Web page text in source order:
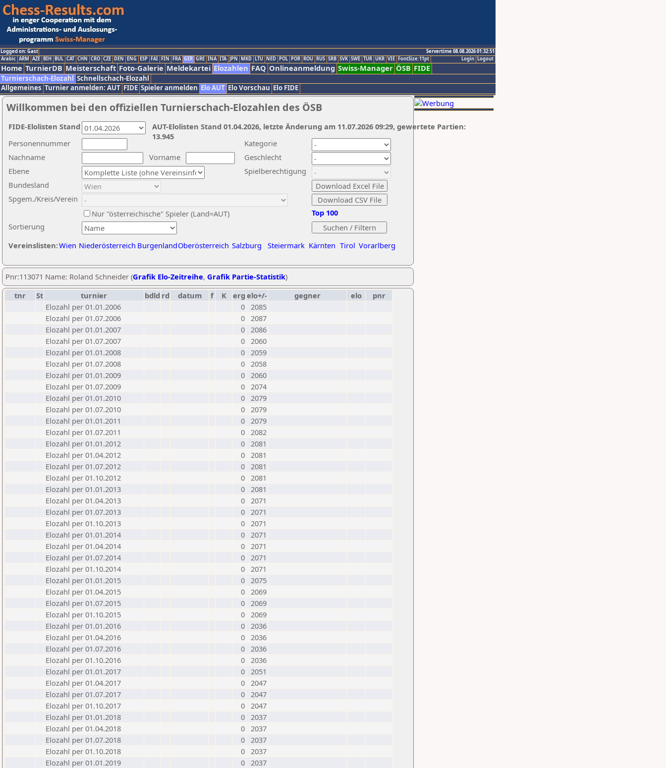
Logged on: Gast
Servertime 08.08.2026 01:32:51
Logout
Login
Arabic ARM AZE BIH BUL CAT CHN CRO CZE DEN ENG ESP FAI FIN FRA GER GRE INA ITA JPN MKD LTU NED POL POR ROU RUS SRB SVK SWE TUR UKR VIE FontSize:11pt
Home TurnierDB Meisterschaft Foto-Galerie Meldekartei Elozahlen FAQ Onlineanmeldung Swiss-Manager ÖSB FIDE
Turnierschach-Elozahl Schnellschach-Elozahl
Allgemeines Turnier anmelden: AUT FIDE Spieler anmelden Elo AUT Elo Vorschau Elo FIDE
Willkommen bei den offiziellen Turnierschach-Elozahlen des ÖSB
Nachname
Vorname
Ebene
Kategorie
Sortierung
Personennummer
Bundesland
Spgem./Kreis/Verein
Geschlecht
Nur "österreichische" Spieler (Land=AUT)
Spielberechtigung
Vereinslisten:Wien Niederösterreich BurgenlandOberösterreich Salzburg Steiermark Kärnten Tirol Vorarlberg
Top 100
AUT-Elolisten Stand 01.04.2026, letzte Änderung am 11.07.2026 09:29, gewertete Partien:
13.945
FIDE-Elolisten Stand
Pnr:113071 Name: Roland Schneider (Grafik Elo-Zeitreihe, Grafik Partie-Statistik)
tnr
St turnier bdld rd datum f K erg elo+/- gegner elo
pnr
Elozahl per 01.01.2006
0 2085
Elozahl per 01.07.2006
0 2087
Elozahl per 01.01.2007
0 2086
Elozahl per 01.07.2007
0 2060
Elozahl per 01.01.2008
0 2059
Elozahl per 01.07.2008
0 2058
Elozahl per 01.01.2009
0 2060
Elozahl per 01.07.2009
0 2074
Elozahl per 01.01.2010
0 2079
Elozahl per 01.07.2010
0 2079
Elozahl per 01.01.2011
0 2079
Elozahl per 01.07.2011
0 2082
Elozahl per 01.01.2012
0 2081
Elozahl per 01.04.2012
0 2081
Elozahl per 01.07.2012
0 2081
Elozahl per 01.10.2012
0 2081
Elozahl per 01.01.2013
0 2081
Elozahl per 01.04.2013
0 2071
Elozahl per 01.07.2013
0 2071
Elozahl per 01.10.2013
0 2071
Elozahl per 01.01.2014
0 2071
Elozahl per 01.04.2014
0 2071
Elozahl per 01.07.2014
0 2071
Elozahl per 01.10.2014
0 2071
Elozahl per 01.01.2015
0 2075
Elozahl per 01.04.2015
0 2069
Elozahl per 01.07.2015
0 2069
Elozahl per 01.10.2015
0 2069
Elozahl per 01.01.2016
0 2036
Elozahl per 01.04.2016
0 2036
Elozahl per 01.07.2016
0 2036
Elozahl per 01.10.2016
0 2036
Elozahl per 01.01.2017
0 2051
Elozahl per 01.04.2017
0 2047
Elozahl per 01.07.2017
0 2047
Elozahl per 01.10.2017
0 2047
Elozahl per 01.01.2018
0 2037
Elozahl per 01.04.2018
0 2037
Elozahl per 01.07.2018
0 2037
Elozahl per 01.10.2018
0 2037
Elozahl per 01.01.2019
0 2037